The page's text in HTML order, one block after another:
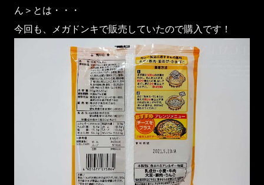
ん＞とは・・・
今回も、メガドンキで販売していたので購入です！